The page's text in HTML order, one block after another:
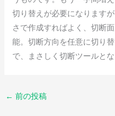
切り替えが必要になります
さで作成すればよく、切断
能。切断方向を任意に切り
で、まさしく切断ツールとな
← 前の投稿